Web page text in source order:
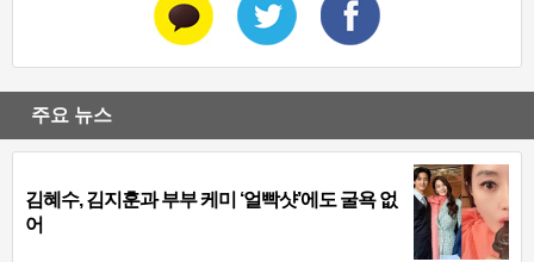
주요 뉴스
김혜수, 김지훈과 부부 케미 ‘얼빡샷’에도 굴욕 없
어